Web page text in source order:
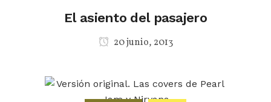
El asiento del pasajero
20 junio, 2013